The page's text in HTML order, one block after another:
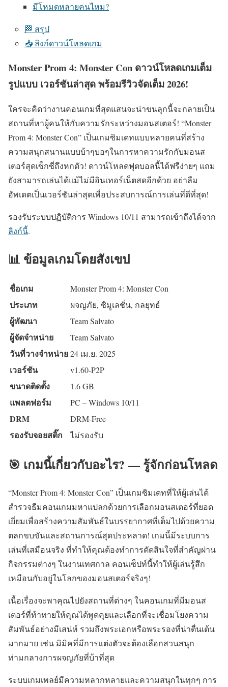
มีโหมดหลายคนไหม?
🏁 สรุป
📥 ลิงก์ดาวน์โหลดเกม
Monster Prom 4: Monster Con ดาวน์โหลดเกมเต็ม
รูปแบบ เวอร์ชันล่าสุด พร้อมรีวิวจัดเต็ม 2026!
ใครจะคิดว่างานคอนเกมที่สุดแสนจะน่าขนลุกนี้จะกลายเป็น
สถานที่หาผู้คนให้กับความรักระหว่างมอนสเตอร์! “Monster
Prom 4: Monster Con” เป็นเกมซิมเดทแบบหลายคนที่สร้าง
ความสนุกสนานแบบบ้าๆบอๆในการหาความรักกับมอนส
เตอร์สุดเซ็กซี่ถึงหกตัว! ดาวน์โหลดฟุตบอลนี้ได้ฟรีง่ายๆ แถม
ยังสามารถเล่นได้แม้ไม่มีอินเทอร์เน็ตสดอีกด้วย อย่าลืม
อัพเดตเป็นเวอร์ชันล่าสุดเพื่อประสบการณ์การเล่นที่ดีที่สุด!
รองรับระบบปฏิบัติการ Windows 10/11 สามารถเข้าถึงได้จาก
ลิงก์นี้.
📊 ข้อมูลเกมโดยสังเขป
ชื่อเกม Monster Prom 4: Monster Con
ประเภท ผจญภัย, ซิมูเลชั่น, กลยุทธ์
ผู้พัฒนา Team Salvato
ผู้จัดจำหน่าย Team Salvato
วันที่วางจำหน่าย24 เม.ย. 2025
เวอร์ชัน v1.60-P2P
ขนาดติดตั้ง 1.6 GB
แพลตฟอร์ม PC – Windows 10/11
DRM DRM-Free
รองรับจอยสติ๊ก ไม่รองรับ
🎯 เกมนี้เกี่ยวกับอะไร? — รู้จักก่อนโหลด
“Monster Prom 4: Monster Con” เป็นเกมซิมเดทที่ให้ผู้เล่นได้
สำรวจธีมคอนเกมมหาแปลกด้วยการเลือกมอนสเตอร์ที่ยอด
เยี่ยมเพื่อสร้างความสัมพันธ์ในบรรยากาศที่เต็มไปด้วยความ
ตลกขบขันและสถานการณ์สุดประหลาด! เกมนี้มีระบบการ
เล่นที่เสมือนจริง ที่ทำให้คุณต้องทำการตัดสินใจที่สำคัญผ่าน
กิจกรรมต่างๆ ในงานเทศกาล คอนเซ็ปท์นี้ทำให้ผู้เล่นรู้สึก
เหมือนกับอยู่ในโลกของมอนสเตอร์จริงๆ!
เนื้อเรื่องจะพาคุณไปยังสถานที่ต่างๆ ในคอนเกมที่มีมอนส
เตอร์ที่ท้าทายให้คุณได้พูดคุยและเลือกที่จะเชื่อมโยงความ
สัมพันธ์อย่างมีเสน่ห์ รวมถึงพระเอกหรือพระรองที่น่าตื่นเต้น
มากมาย เช่น มิมิคที่มีการแต่งตัวจะต้องเลือกสวนสนุก
ท่ามกลางการผจญภัยที่บ้าที่สุด
ระบบเกมเพลย์มีความหลากหลายและความสนุกในทุกๆ การ